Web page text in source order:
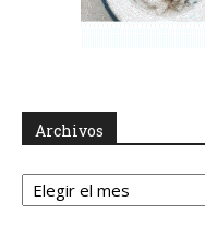
Archivos
Archivos